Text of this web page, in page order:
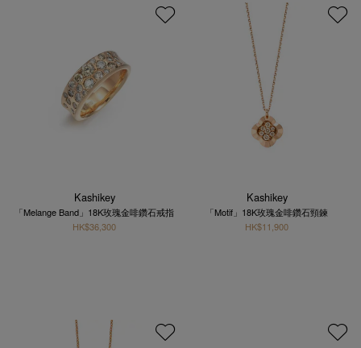
Kashikey
「Melange Band」18K玫瑰金啡鑽石戒指
HK$36,300
Kashikey
「Motif」18K玫瑰金啡鑽石頸鍊
HK$11,900